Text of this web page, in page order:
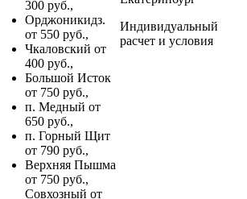
300 руб.,
Орджоникидз.
от 550 руб.,
Чкаловский от
400 руб.,
Большой Исток
от 750 руб.,
п. Медный от
650 руб.,
п. Горный Щит
от 790 руб.,
Верхняя Пышма
от 750 руб.,
Совхозный от
Индивидуальный
расчет и условия